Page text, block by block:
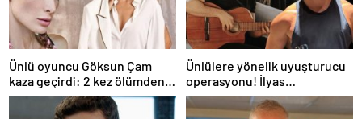
Ünlü oyuncu Göksun Çam
kaza geçirdi: 2 kez ölümden
döndüm
Ünlülere yönelik uyuşturucu
operasyonu! İlyas
Yalçıntaş'tan ilk açıklama